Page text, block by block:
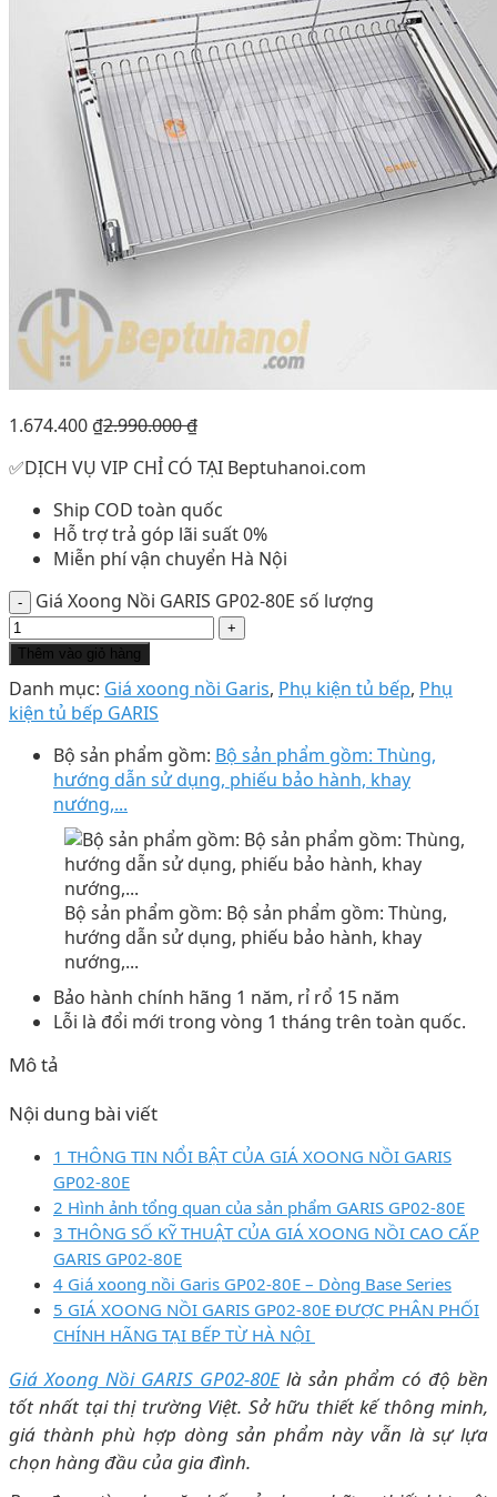
1.674.400 ₫2.990.000₫
✅DỊCH VỤ VIP CHỈ CÓ TẠI Beptuhanoi.com
Ship COD toàn quốc
Hỗ trợ trả góp lãi suất 0%
Miễn phí vận chuyển Hà Nội
Giá Xoong Nồi GARIS GP02-80E số lượng
Thêm vào giỏ hàng
Danh mục: Giá xoong nồi Garis, Phụ kiện tủ bếp, Phụ
kiện tủ bếp GARIS
Bộ sản phẩm gồm: Bộ sản phẩm gồm: Thùng,
hướng dẫn sử dụng, phiếu bảo hành, khay
nướng,...
Bộ sản phẩm gồm: Bộ sản phẩm gồm: Thùng,
hướng dẫn sử dụng, phiếu bảo hành, khay
nướng,...
Bảo hành chính hãng 1 năm, rỉ rổ 15 năm
Lỗi là đổi mới trong vòng 1 tháng trên toàn quốc.
Mô tả
Nội dung bài viết
1 THÔNG TIN NỔI BẬT CỦA GIÁ XOONG NỒI GARIS
GP02-80E
2 Hình ảnh tổng quan của sản phẩm GARIS GP02-80E
3 THÔNG SỐ KỸ THUẬT CỦA GIÁ XOONG NỒI CAO CẤP
GARIS GP02-80E
4 Giá xoong nồi Garis GP02-80E – Dòng Base Series
5 GIÁ XOONG NỒI GARIS GP02-80E ĐƯỢC PHÂN PHỐI
CHÍNH HÃNG TẠI BẾP TỪ HÀ NỘI
Giá Xoong Nồi GARIS GP02-80Elà sản phẩm có độ bền
tốt nhất tại thị trường Việt. Sở hữu thiết kế thông minh,
giá thành phù hợp dòng sản phẩm này vẫn là sự lựa
chọn hàng đầu của gia đình.